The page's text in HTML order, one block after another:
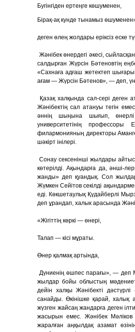
Бугінгіден ертеңге көшуменен,
Бірақ-ақ кунде тынамыз
деген өлең жолдары еріксіз еске
Жәнібек өнердегі әкесі,
салдырған Жүрсін Бәтеновтің
«Сахнаға адғаш жетектеп
ағам — Жүрсін Бәтенов», — деп,
Қазақ халқында сал-сері деген
Жәнібектің сал атануы тегін
әннің шыңына шығып,
университетінің
филармонияның директоры
шәкірт інілері.
Сонау сексенінші жылдары
көтерілді. Ақындарға да, әнші-
жанды» деп қуандық. Сол
Жүмкен Сейітов секілді
еді. Көкшетаулық Қүдайберлі
деп ұрандап, халык арасында
«Жігіттің көркі — өнері,
Талап — кісі мұраты.
Өнер қалмақ артьінда,
Дүниенің өшпес парағы», — деп
жылдар бойы облыстың
дейін халқы Жәнібекті
санайды. Өкінішке қарай, халық
жүзген жайсаң жандарға деген
жасырын емес. Жәнібек
жаралған аңқылдақ азамат